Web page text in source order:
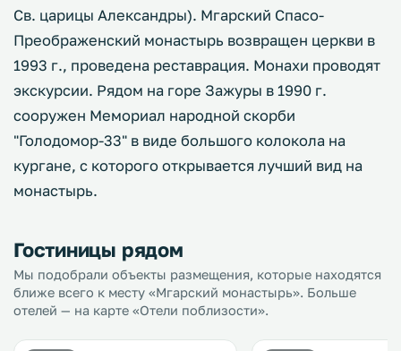
Св. царицы Александры). Мгарский Спасо-
Преображенский монастырь возвращен церкви в
1993 г., проведена реставрация. Монахи проводят
экскурсии. Рядом на горе Зажуры в 1990 г.
сооружен Мемориал народной скорби
"Голодомор-33" в виде большого колокола на
кургане, с которого открывается лучший вид на
монастырь.
Гостиницы рядом
Мы подобрали объекты размещения, которые находятся
ближе всего к месту «Мгарский монастырь». Больше
отелей — на карте «Отели поблизости».